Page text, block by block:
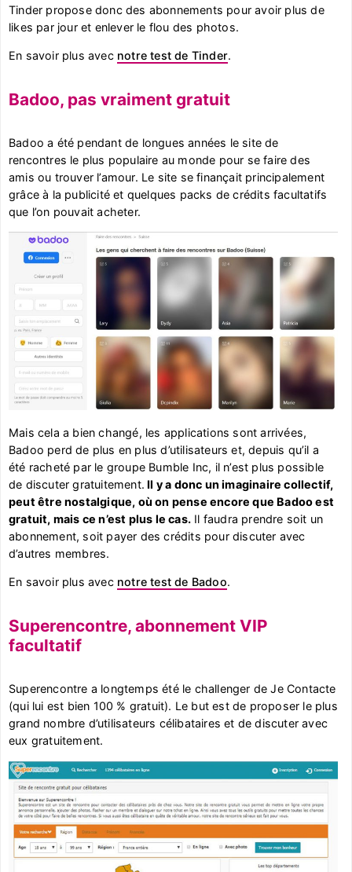
Tinder propose donc des abonnements pour avoir plus de
likes par jour et enlever le flou des photos.
En savoir plus avec notre test de Tinder.
Badoo, pas vraiment gratuit
Badoo a été pendant de longues années le site de
rencontres le plus populaire au monde pour se faire des
amis ou trouver l’amour. Le site se finançait principalement
grâce à la publicité et quelques packs de crédits facultatifs
que l’on pouvait acheter.
Mais cela a bien changé, les applications sont arrivées,
Badoo perd de plus en plus d’utilisateurs et, depuis qu’il a
été racheté par le groupe Bumble Inc, il n’est plus possible
de discuter gratuitement. Il y a donc un imaginaire collectif,
peut être nostalgique, où on pense encore que Badoo est
gratuit, mais ce n’est plus le cas. Il faudra prendre soit un
abonnement, soit payer des crédits pour discuter avec
d’autres membres.
En savoir plus avec notre test de Badoo.
Superencontre, abonnement VIP
facultatif
Superencontre a longtemps été le challenger de Je Contacte
(qui lui est bien 100 % gratuit). Le but est de proposer le plus
grand nombre d’utilisateurs célibataires et de discuter avec
eux gratuitement.